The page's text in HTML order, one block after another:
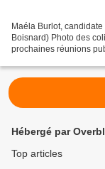
Maéla Burlot,
Boisnard) Photo des colistiers avant la distribution du programme de nos
prochaines réunions
Hébergé par
Top articles